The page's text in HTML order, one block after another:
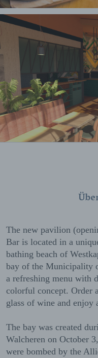
The new pavilion
Bar is located in a
bathing beach of
bay of the Municipality
a refreshing menu with
colorful concept. Order
glass of wine and enjoy
The bay was created
Walcheren on October
were bombed by the